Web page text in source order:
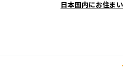
日本国内にお住ま